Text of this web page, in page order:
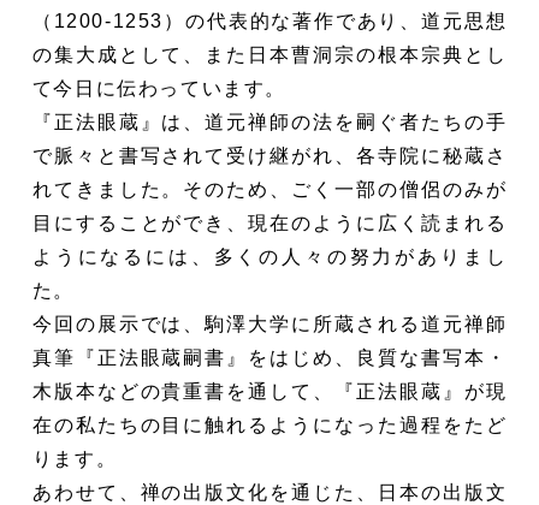
（1200-1253）の代表的な著作であり、道元思想
の集大成として、また日本曹洞宗の根本宗典とし
て今日に伝わっています。
『正法眼蔵』は、道元禅師の法を嗣ぐ者たちの手
で脈々と書写されて受け継がれ、各寺院に秘蔵さ
れてきました。そのため、ごく一部の僧侶のみが
目にすることができ、現在のように広く読まれる
ようになるには、多くの人々の努力がありまし
た。
今回の展示では、駒澤大学に所蔵される道元禅師
真筆『正法眼蔵嗣書』をはじめ、良質な書写本・
木版本などの貴重書を通して、『正法眼蔵』が現
在の私たちの目に触れるようになった過程をたど
ります。
あわせて、禅の出版文化を通じた、日本の出版文